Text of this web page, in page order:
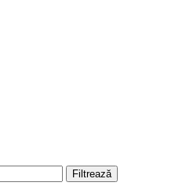
Filtrează